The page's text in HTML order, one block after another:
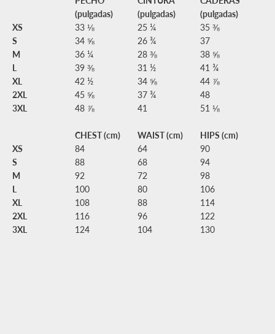
(pulgadas)
(pulgadas)
(pulgadas)
XS
33 ⅛ 25 ¼
35 ⅜
S
34 ⅝ 26 ¾
37
M
36 ¼ 28 ⅜
38 ⅝
L
39 ⅜ 31 ½
41 ¾
XL
42 ½ 34 ⅝
44 ⅞
2XL
45 ⅝ 37 ¾
48
3XL
48 ⅞ 41 51 ⅛
CHEST (cm) WAIST (cm)
HIPS (cm)
XS
84 64
90
S
88 68
94
M
92 72
98
L
100 80
106
XL
108 88
114
2XL
116 96
122
3XL
124 104 130